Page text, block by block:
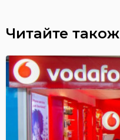
Читайте також